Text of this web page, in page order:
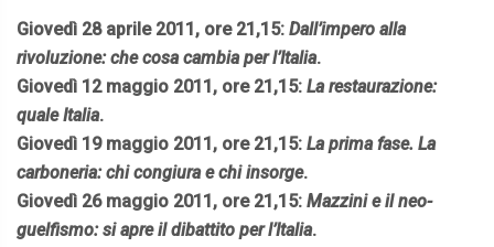
Giovedì 28 aprile 2011, ore 21,15: Dall’impero alla
rivoluzione: che cosa cambia per l’Italia.
Giovedì 12 maggio 2011, ore 21,15: La restaurazione:
quale Italia.
Giovedì 19 maggio 2011, ore 21,15: La prima fase. La
carboneria: chi congiura e chi insorge.
Giovedì 26 maggio 2011, ore 21,15: Mazzini e il neo-
guelfismo: si apre il dibattito per l’Italia.